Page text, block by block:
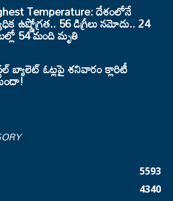
Temperature: దేశంలోనే
ఉష్ణోగ్రత.. 56 డిగ్రీలు నమోదు.. 24
54 మంది మృతి
బ్యాలెట్ ఓట్లపై శనివారం క్లారిటీ
5593
4340